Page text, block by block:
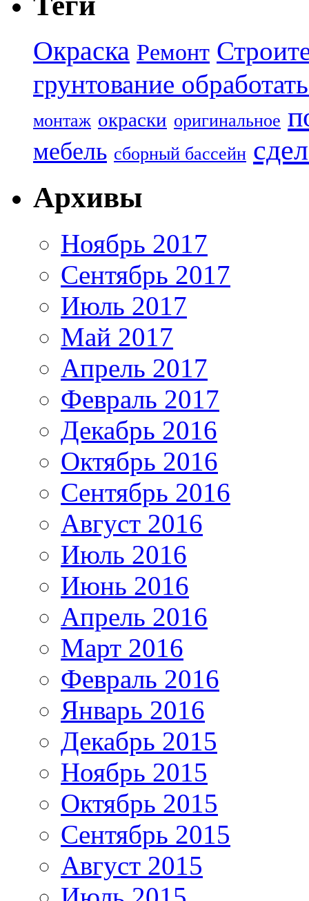
Окраска Ремонт
грунтование
монтаж окраски оригинальное
мебель сборный бассейн
Архивы
Ноябрь 2017
Сентябрь 2017
Июль 2017
Май 2017
Апрель 2017
Февраль 2017
Декабрь 2016
Октябрь 2016
Сентябрь 2016
Август 2016
Июль 2016
Июнь 2016
Апрель 2016
Март 2016
Февраль 2016
Январь 2016
Декабрь 2015
Ноябрь 2015
Октябрь 2015
Сентябрь 2015
Август 2015